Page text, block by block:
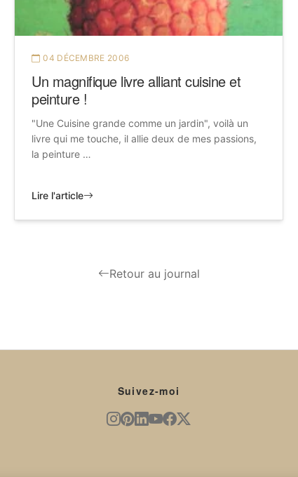
04 DÉCEMBRE 2006
Un magnifique livre alliant cuisine et
peinture !
"Une Cuisine grande comme un jardin", voilà un
livre qui me touche, il allie deux de mes passions,
la peinture …
Lire l'article
Retour au journal
Suivez-moi